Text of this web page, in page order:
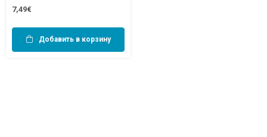
7,49€
Добавить в корзину